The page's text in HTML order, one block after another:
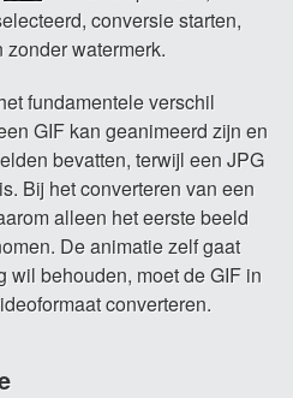
conversie starten,
watermerk.
fundamentele verschil
GIF kan geanimeerd zijn en
bevatten, terwijl een JPG
Bij het converteren van een
alleen het eerste beeld
De animatie zelf gaat
wil behouden, moet de GIF in
converteren.